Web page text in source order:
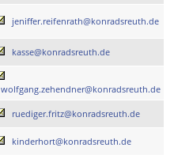
jeniffer.reifenrath@konradsreuth.de
kasse@konradsreuth.de
wolfgang.zehendner@konradsreuth.de
ruediger.fritz@konradsreuth.de
kinderhort@konradsreuth.de